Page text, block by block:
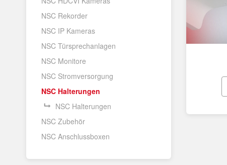
NSC Rekorder
NSC IP Kameras
NSC Türsprechanlagen
NSC Monitore
NSC Stromversorgung
NSC Halterungen
NSC Halterungen
NSC Zubehör
NSC Anschlussboxen